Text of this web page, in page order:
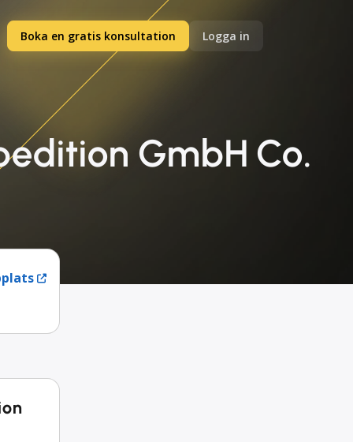
Boka en gratis konsultation Logga in
GmbH Co.